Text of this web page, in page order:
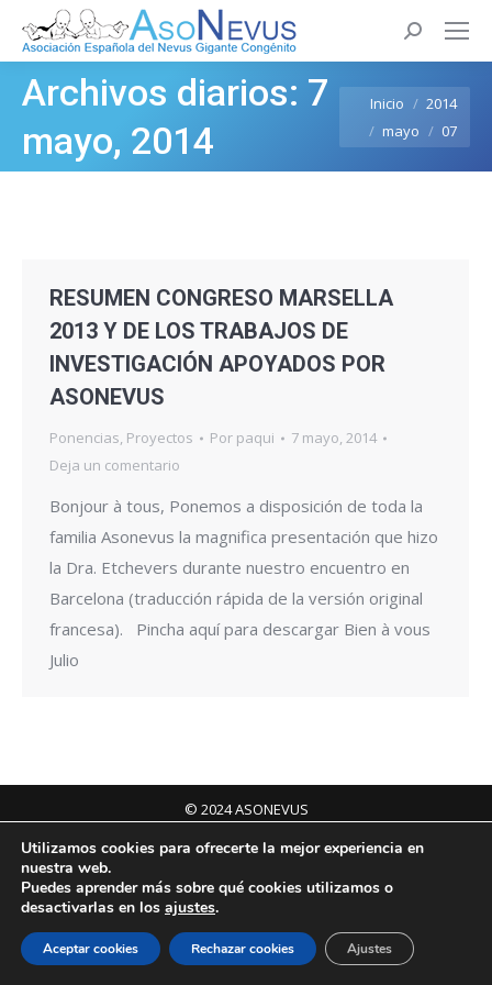
Buscar:
Archivos diarios: 7
mayo, 2014
Estás aquí:
Inicio
2014
mayo
07
RESUMEN CONGRESO MARSELLA
2013 Y DE LOS TRABAJOS DE
INVESTIGACIÓN APOYADOS POR
ASONEVUS
Ponencias, Proyectos Por paqui
7 mayo, 2014
Deja un comentario
Bonjour à tous, Ponemos a disposición de toda la
familia Asonevus la magnifica presentación que hizo
la Dra. Etchevers durante nuestro encuentro en
Barcelona (traducción rápida de la versión original
francesa). Pincha aquí para descargar Bien à vous
Julio
© 2024 ASONEVUS
Info
Utilizamos cookies para ofrecerte la mejor experiencia en
nuestra web.
Puedes aprender más sobre qué cookies utilizamos o
desactivarlas en los ajustes.
Aceptar cookies Rechazar cookies Ajustes